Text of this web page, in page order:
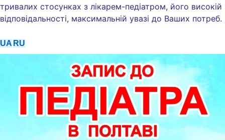
тривалих стосунках з лікарем-педіатром, його високій
відповідальності, максимальній увазі до Ваших потреб.
UA RU